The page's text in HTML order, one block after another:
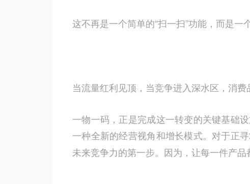
这不再是一个简单的“扫一扫”功能，而是一
当流量红利见顶，当竞争进入深水区，消费
一物一码，正是完成这一转变的关键基础
一种全新的经营视角和增长模式。对于正
未来竞争力的第一步。因为，让每一件产